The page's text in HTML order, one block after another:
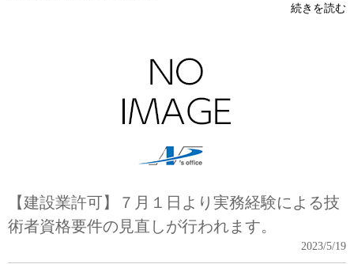
続きを読む
【建設業許可】７月１日より実務経験による技
術者資格要件の見直しが行われます。
2023/5/19